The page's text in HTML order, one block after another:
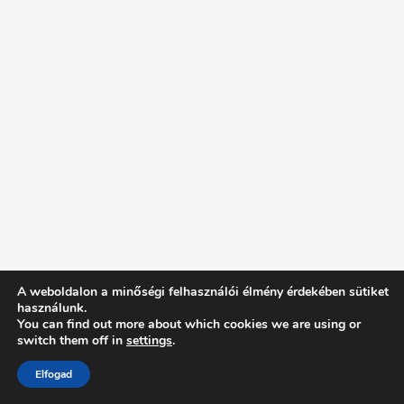
Intentionally Blank - Proudly powered by WordPress
A weboldalon a minőségi felhasználói élmény érdekében sütiket
használunk.
You can find out more about which cookies we are using or
switch them off in settings.
Elfogad